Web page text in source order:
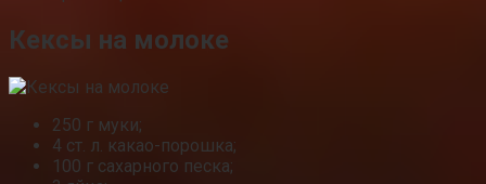
Кексы на молоке
250 г муки;
4 ст. л. какао-порошка;
100 г сахарного песка;